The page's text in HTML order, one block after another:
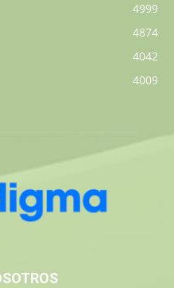
4999
4874
4042
4009